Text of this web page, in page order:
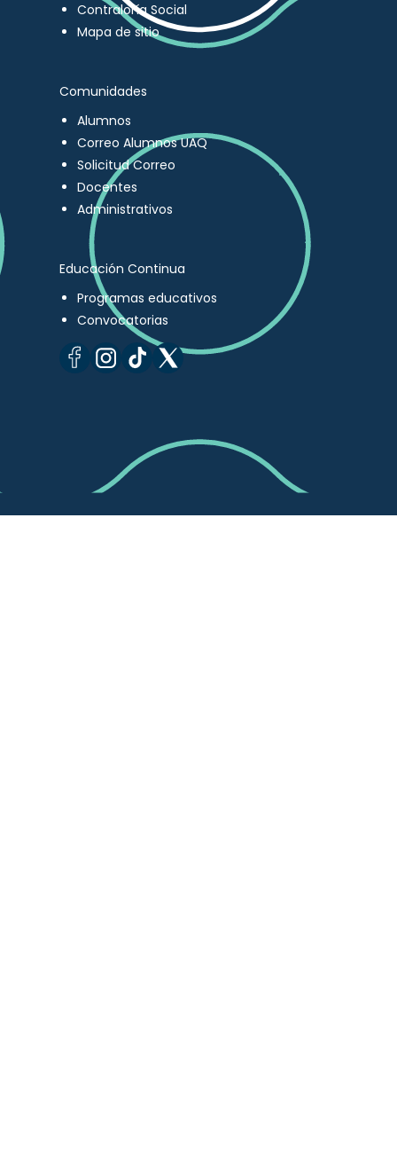
Contraloría Social
Mapa de sitio
Comunidades
Alumnos
Correo Alumnos UAQ
Solicitud Correo
Docentes
Administrativos
Educación Continua
Programas educativos
Convocatorias